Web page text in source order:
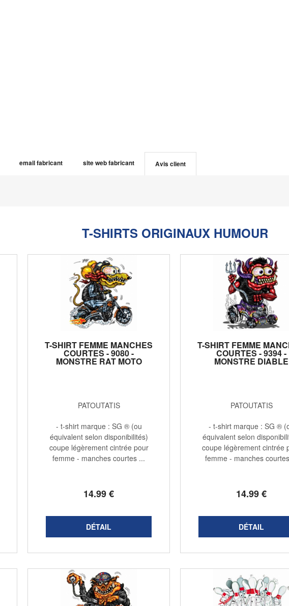
email fabricant site web fabricant Avis client
T-SHIRTS ORIGINAUX HUMOUR
T-SHIRT FEMME MANCHES
COURTES - 9080 -
MONSTRE RAT MOTO
PATOUTATIS
14.99€
- t-shirt marque : SG ® (ou
équivalent selon disponibilités)
coupe légèrement cintrée pour
femme - manches courtes ...
T-SHIRT FEMME
COURTES - 9394 -
MONSTRE DIABLE
PATOUTATIS
14.99€
- t-shirt marque : SG ®
équivalent selon
coupe légèrement cintrée
femme - manches